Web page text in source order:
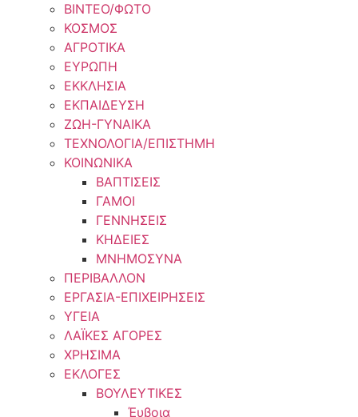
ΒΙΝΤΕΟ/ΦΩΤΟ
ΚΟΣΜΟΣ
ΑΓΡΟΤΙΚΑ
ΕΥΡΩΠΗ
ΕΚΚΛΗΣΙΑ
ΕΚΠΑΙΔΕΥΣΗ
ΖΩΗ-ΓΥΝΑΙΚΑ
ΤΕΧΝΟΛΟΓΙΑ/ΕΠΙΣΤΗΜΗ
ΚΟΙΝΩΝΙΚΑ
ΒΑΠΤΙΣΕΙΣ
ΓΑΜΟΙ
ΓΕΝΝΗΣΕΙΣ
ΚΗΔΕΙΕΣ
ΜΝΗΜΟΣΥΝΑ
ΠΕΡΙΒΑΛΛΟΝ
ΕΡΓΑΣΙΑ-ΕΠΙΧΕΙΡΗΣΕΙΣ
ΥΓΕΙΑ
ΛΑΪΚΕΣ ΑΓΟΡΕΣ
ΧΡΗΣΙΜΑ
ΕΚΛΟΓΕΣ
ΒΟΥΛΕΥΤΙΚΕΣ
Έυβοια